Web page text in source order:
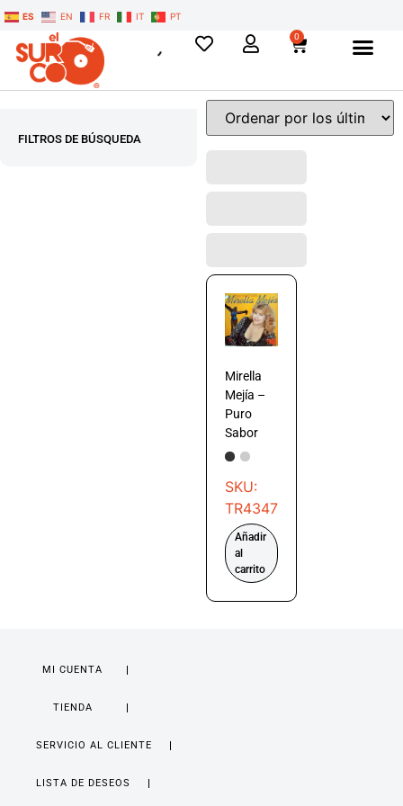
ES EN FR IT PT
0
FILTROS DE BÚSQUEDA
Mirella
Mejía –
Puro
Sabor
SKU:
TR4347
Añadir
al
carrito
MI CUENTA
TIENDA
SERVICIO AL CLIENTE
LISTA DE DESEOS